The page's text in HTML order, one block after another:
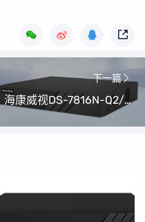
下一篇
海康威视DS-7816N-Q2/16P升级包V4.76.015 build 240125（可解绑萤石云）